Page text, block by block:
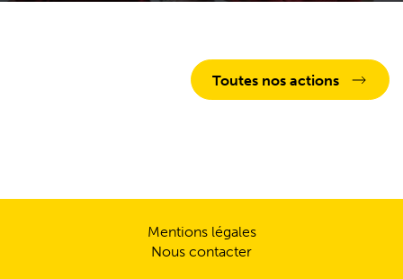
Toutes nos actions
Mentions légales
Nous contacter